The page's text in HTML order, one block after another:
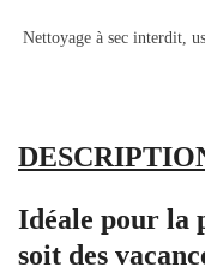
Nettoyage à sec interdit,
Idéale pour la
soit des